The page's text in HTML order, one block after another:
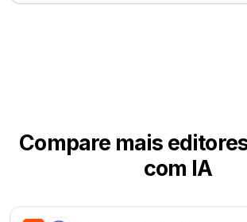
Compare mais
com IA